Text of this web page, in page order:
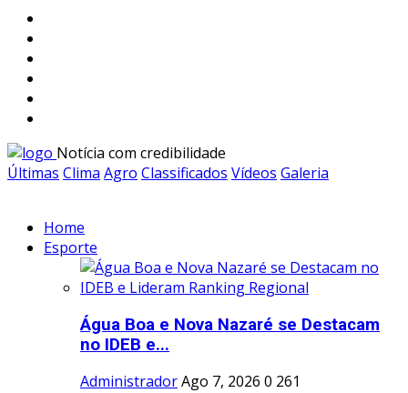
Notícia com credibilidade
Últimas Clima Agro Classificados Vídeos Galeria
Home
Esporte
Água Boa e Nova Nazaré se Destacam
no IDEB e...
AdministradorAgo 7, 2026 0 261